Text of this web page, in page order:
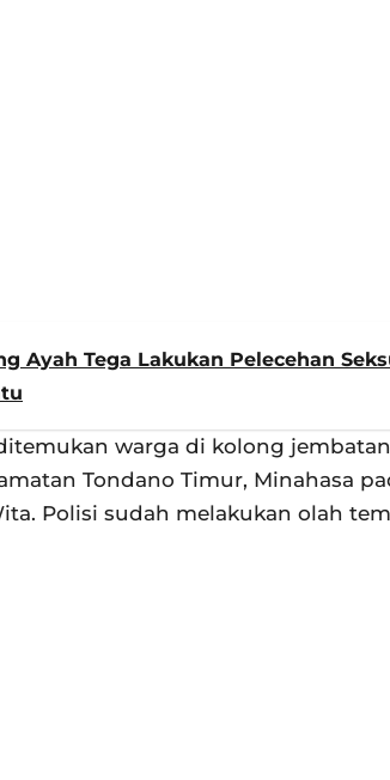
Ayah Tega Lakukan Pelecehan
warga di kolong
Tondano Timur, Minahasa
Polisi sudah melakukan olah